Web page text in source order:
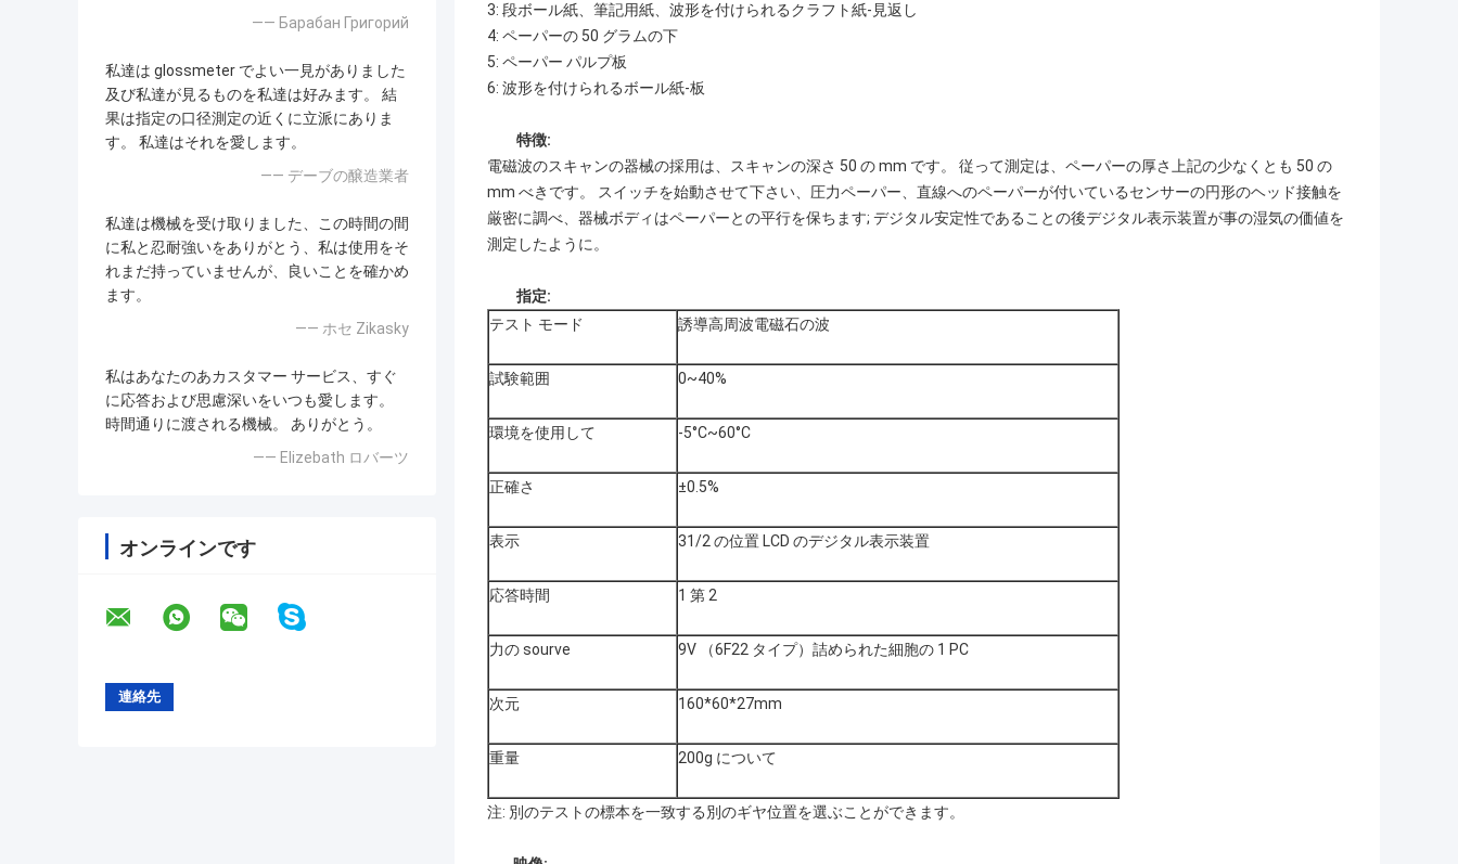
—— Барабан Григорий
私達は glossmeter でよい一見がありました
及び私達が見るものを私達は好みます。 結
果は指定の口径測定の近くに立派にありま
す。 私達はそれを愛します。
—— デーブの醸造業者
私達は機械を受け取りました、この時間の間
に私と忍耐強いをありがとう、私は使用をそ
れまだ持っていませんが、良いことを確かめ
ます。
—— ホセ Zikasky
私はあなたのあカスタマー サービス、すぐ
に応答および思慮深いをいつも愛します。
時間通りに渡される機械。 ありがとう。
—— Elizebath ロバーツ
オンラインです
3: 段ボール紙、筆記用紙、波形を付けられるクラフト紙-見返し
4: ペーパーの 50 グラムの下
5: ペーパー パルプ板
6: 波形を付けられるボール紙-板
特徴:
電磁波のスキャンの器械の採用は、スキャンの深さ 50 の mm です。 従って測定は、ペーパーの厚さ上記の少なくとも 50 の
mm べきです。 スイッチを始動させて下さい、圧力ペーパー、直線へのペーパーが付いているセンサーの円形のヘッド接触を
厳密に調べ、器械ボディはペーパーとの平行を保ちます; デジタル安定性であることの後デジタル表示装置が事の湿気の価値を
測定したように。
指定:
テスト モード
誘導高周波電磁石の波
試験範囲 0~40%
環境を使用して -5°C~60°C
正確さ ±0.5%
表示 31/2 の位置 LCD のデジタル表示装置
応答時間 1 第 2
力の sourve 9V （6F22 タイプ）詰められた細胞の 1 PC
次元 160*60*27mm
重量 200g について
注: 別のテストの標本を一致する別のギヤ位置を選ぶことができます。